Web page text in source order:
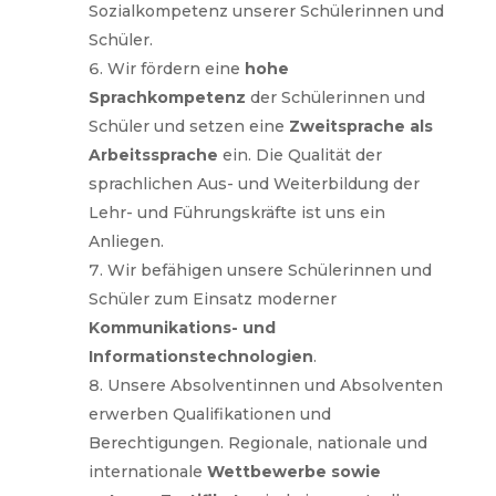
Sozialkompetenz unserer Schülerinnen und
Schüler.
Wir fördern eine hohe
Sprachkompetenz der Schülerinnen und
Schüler und setzen eine Zweitsprache als
Arbeitssprache ein. Die Qualität der
sprachlichen Aus- und Weiterbildung der
Lehr- und Führungskräfte ist uns ein
Anliegen.
Wir befähigen unsere Schülerinnen und
Schüler zum Einsatz moderner
Kommunikations- und
Informationstechnologien.
Unsere Absolventinnen und Absolventen
erwerben Qualifikationen und
Berechtigungen. Regionale, nationale und
internationale Wettbewerbe sowie